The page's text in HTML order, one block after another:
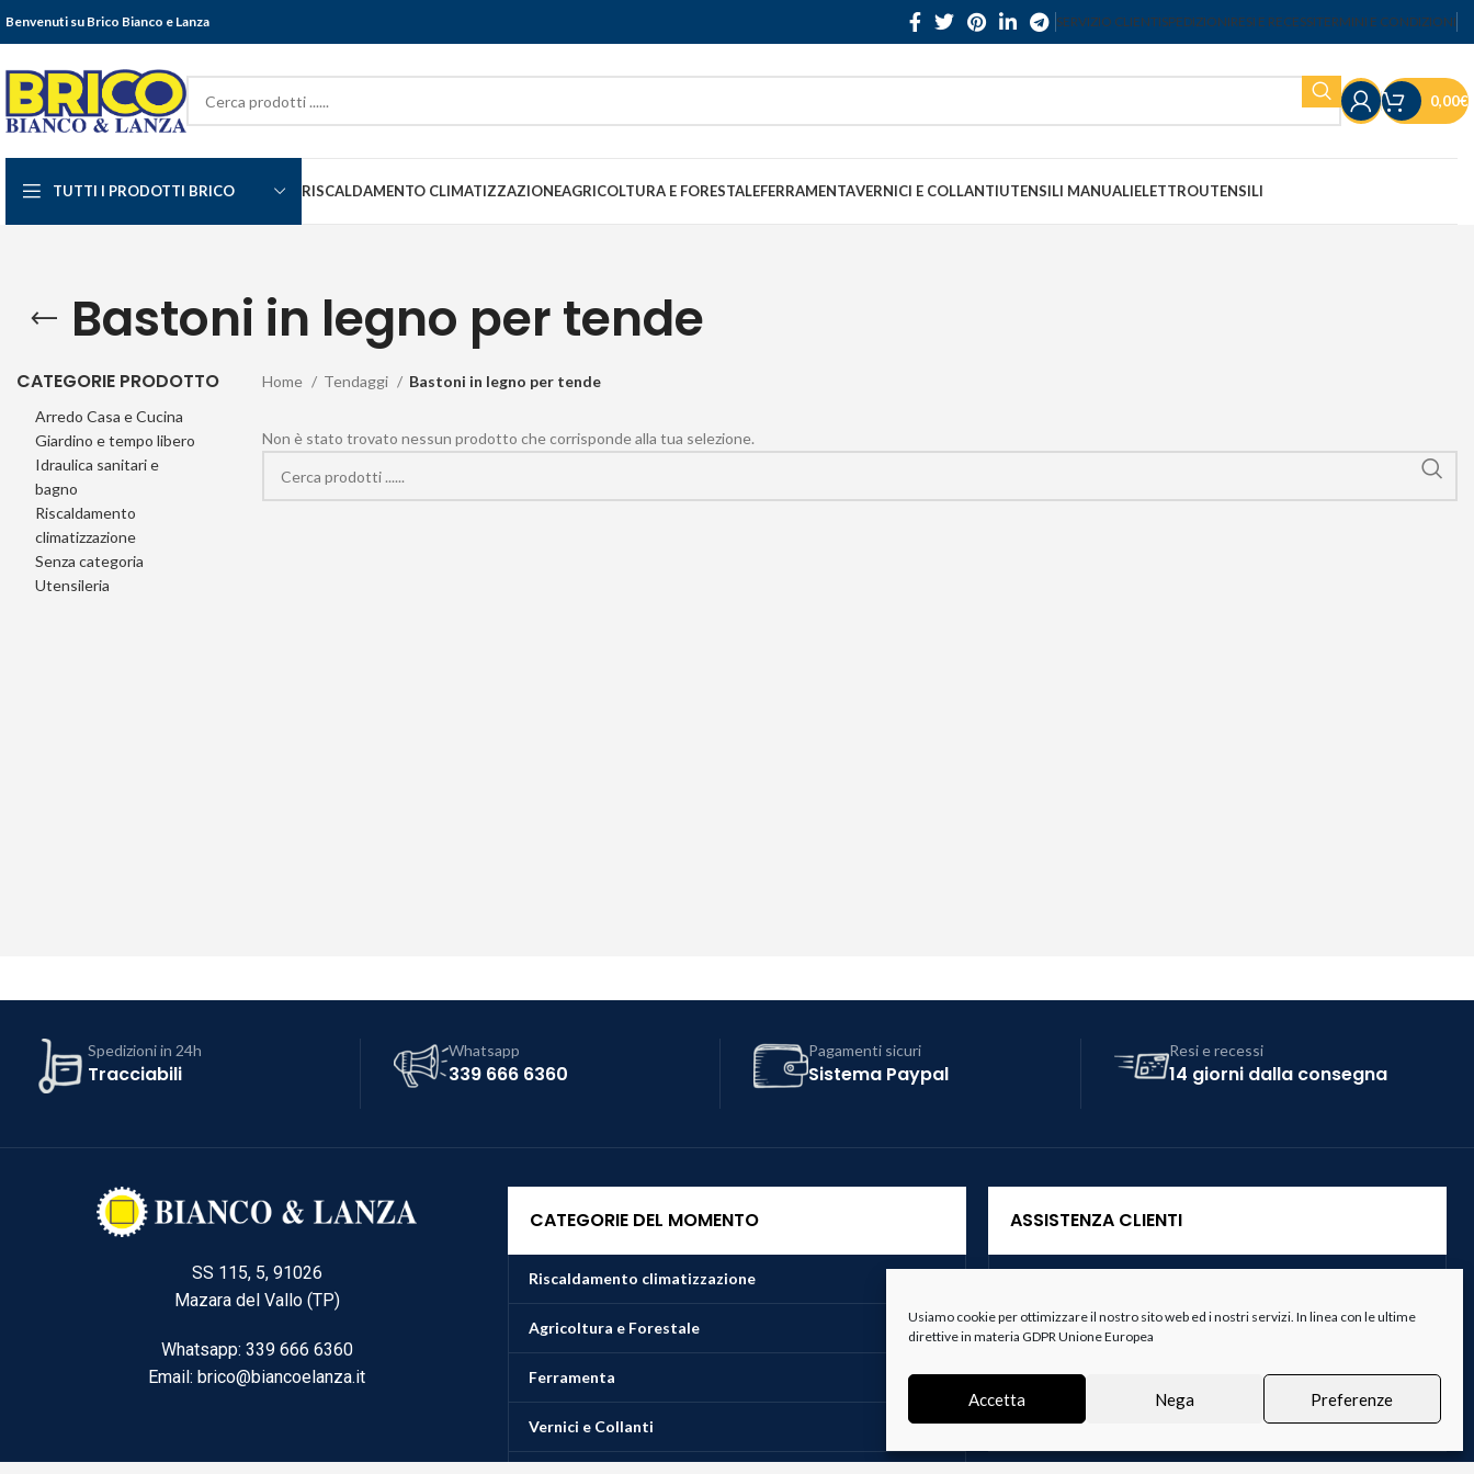
Usiamo cookie per ottimizzare il nostro sito web ed i nostri servizi. In linea con le ultime
direttive in materia GDPR Unione Europea
Accetta Nega Preferenze
Benvenuti su Brico Bianco e Lanza SERVIZIO CLIENTISPEDIZIONIRESI E RECESSITERMINI E CONDIZIONI
0,00€
TUTTI I PRODOTTI BRICO RISCALDAMENTO CLIMATIZZAZIONEAGRICOLTURA E FORESTALEFERRAMENTAVERNICI E COLLANTIUTENSILI MANUALIELETTROUTENSILI
Bastoni in legno per tende
CATEGORIE PRODOTTO
Arredo Casa e Cucina
Giardino e tempo libero
Idraulica sanitari e
bagno
Riscaldamento
climatizzazione
Senza categoria
Utensileria
Home Tendaggi Bastoni in legno per tende
Non è stato trovato nessun prodotto che corrisponde alla tua selezione.
Spedizioni in 24h
Tracciabili
Whatsapp
339 666 6360
Pagamenti sicuri
Sistema Paypal
Resi e recessi
14 giorni dalla consegna
SS 115, 5, 91026
Mazara del Vallo (TP)
Whatsapp: 339 666 6360
Email: brico@biancoelanza.it
CATEGORIE DEL MOMENTO
Riscaldamento climatizzazione
Agricoltura e Forestale
Ferramenta
Vernici e Collanti
ASSISTENZA CLIENTI
Spedizioni
Resi e Recessi
Termini e Condizioni